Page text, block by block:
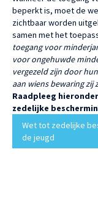
beperkt is, moet de
zichtbaar worden
samen met het
toegang voor
voor ongehuwde
vergezeld zijn door
aan wiens bewaring zij
Raadpleeg
zedelijke
Wet tot zedelijke
de jeugd